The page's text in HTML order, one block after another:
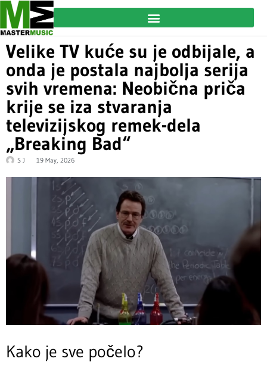
Velike TV kuće su je odbijale, a
onda je postala najbolja serija
svih vremena: Neobična priča
krije se iza stvaranja
televizijskog remek-dela
„Breaking Bad“
S J 19 May, 2026
Kako je sve počelo?